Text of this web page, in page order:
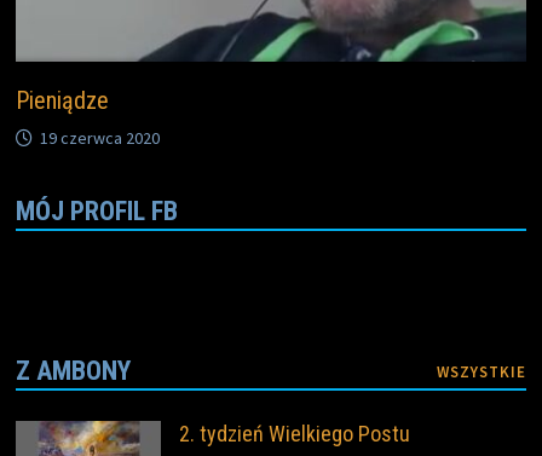
Pieniądze
19 czerwca 2020
MÓJ PROFIL FB
Z AMBONY WSZYSTKIE
2. tydzień Wielkiego Postu